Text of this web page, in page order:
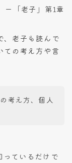
ー「老子」第1章
、老子も読んで
ての考え方や言
考え方、個人
ているだけで